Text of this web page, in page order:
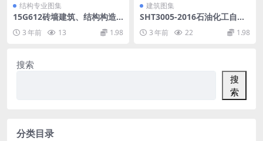
结构专业图集
15G612砖墙建筑、结构构造.
3 年前 13 1.98
建筑图集
SHT3005-2016石油化工自动
3 年前 22 1.98
搜索
搜
索
分类目录